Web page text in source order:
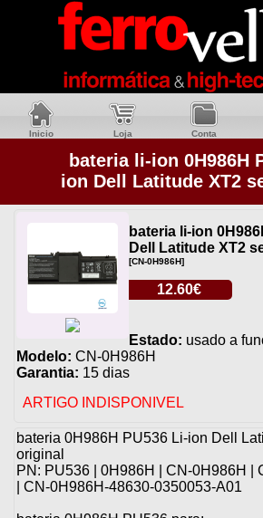
Inicio Loja Conta
bateria li-ion 0H986H
ion Dell Latitude XT2
bateria li-ion
Dell Latitude XT2
[CN-0H986H]
12.60€
Estado: usado a
Modelo: CN-0H986H
Garantia: 15 dias
ARTIGO INDISPONIVEL
bateria 0H986H PU536 Li-ion Dell
original
PN: PU536 | 0H986H | CN-0H986H |
| CN-0H986H-48630-0350053-A01